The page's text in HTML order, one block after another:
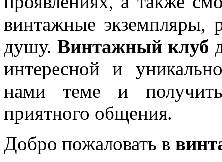
винтажные экземпляры,
душу. Винтажный клуб
интересной и
нами теме и
приятного общения.
Добро пожаловать в